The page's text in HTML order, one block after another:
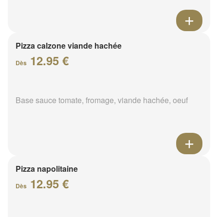
Pizza calzone viande hachée
Dès 12.95 €
Base sauce tomate, fromage, viande hachée, oeuf
Pizza napolitaine
Dès 12.95 €